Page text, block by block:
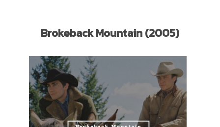
Brokeback Mountain (2005)